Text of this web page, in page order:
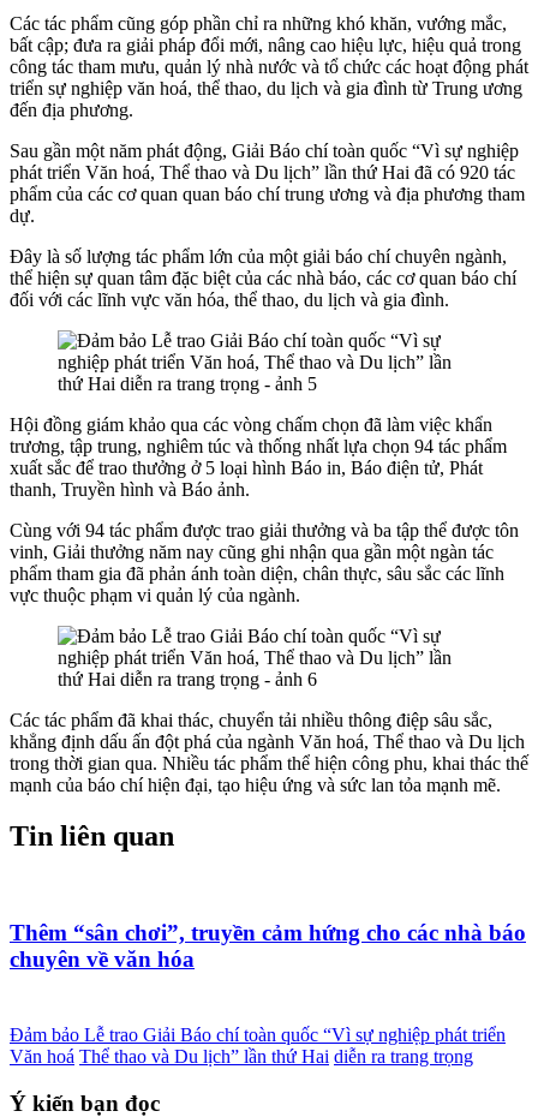
Các tác phẩm cũng góp phần chỉ ra những khó khăn, vướng mắc,
bất cập; đưa ra giải pháp đổi mới, nâng cao hiệu lực, hiệu quả trong
công tác tham mưu, quản lý nhà nước và tổ chức các hoạt động phát
triển sự nghiệp văn hoá, thể thao, du lịch và gia đình từ Trung ương
đến địa phương.
Sau gần một năm phát động, Giải Báo chí toàn quốc “Vì sự nghiệp
phát triển Văn hoá, Thể thao và Du lịch” lần thứ Hai đã có 920 tác
phẩm của các cơ quan quan báo chí trung ương và địa phương tham
dự.
Đây là số lượng tác phẩm lớn của một giải báo chí chuyên ngành,
thể hiện sự quan tâm đặc biệt của các nhà báo, các cơ quan báo chí
đối với các lĩnh vực văn hóa, thể thao, du lịch và gia đình.
Hội đồng giám khảo qua các vòng chấm chọn đã làm việc khẩn
trương, tập trung, nghiêm túc và thống nhất lựa chọn 94 tác phẩm
xuất sắc để trao thưởng ở 5 loại hình Báo in, Báo điện tử, Phát
thanh, Truyền hình và Báo ảnh.
Cùng với 94 tác phẩm được trao giải thưởng và ba tập thể được tôn
vinh, Giải thưởng năm nay cũng ghi nhận qua gần một ngàn tác
phẩm tham gia đã phản ánh toàn diện, chân thực, sâu sắc các lĩnh
vực thuộc phạm vi quản lý của ngành.
Các tác phẩm đã khai thác, chuyển tải nhiều thông điệp sâu sắc,
khẳng định dấu ấn đột phá của ngành Văn hoá, Thể thao và Du lịch
trong thời gian qua. Nhiều tác phẩm thể hiện công phu, khai thác thế
mạnh của báo chí hiện đại, tạo hiệu ứng và sức lan tỏa mạnh mẽ.
Tin liên quan
Thêm “sân chơi”, truyền cảm hứng cho các nhà báo
chuyên về văn hóa
Đảm bảo Lễ trao Giải Báo chí toàn quốc “Vì sự nghiệp phát triển
Văn hoá Thể thao và Du lịch” lần thứ Hai diễn ra trang trọng
Ý kiến bạn đọc